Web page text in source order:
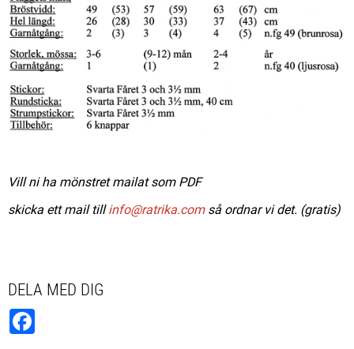
Vill ni ha mönstret mailat som PDF
skicka ett mail tillinfo@ratrika.comså ordnar vi det. (gratis)
DELA MED DIG